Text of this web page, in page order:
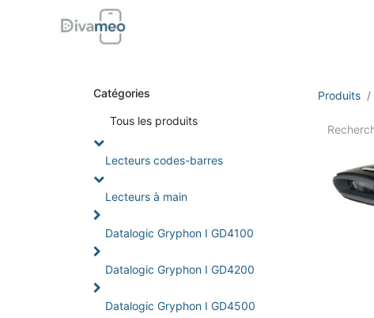
Catégories
Tous les produits
Lecteurs codes-barres
Lecteurs à main
Datalogic Gryphon I GD4100
Datalogic Gryphon I GD4200
Datalogic Gryphon I GD4500
Produits